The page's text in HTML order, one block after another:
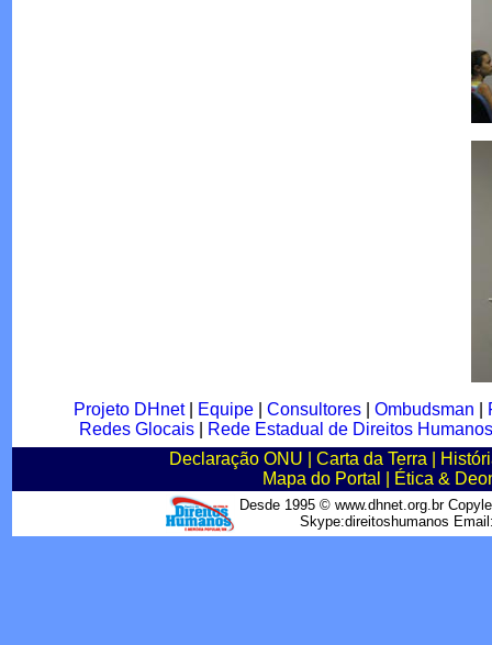
Projeto DHnet| Equipe| Consultores| Ombudsman
Redes Glocais|
Rede Estadual de Direitos
Declaração ONU
Carta da Terra
Mapa do Portal
Ética &
Desde 1995 © www.dhnet.org.br
Skype:direitoshumanos